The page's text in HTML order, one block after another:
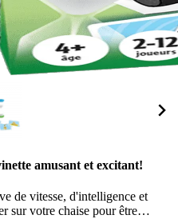
amusant et excitant!
de vitesse, d'intelligence et
sur votre chaise pour être…